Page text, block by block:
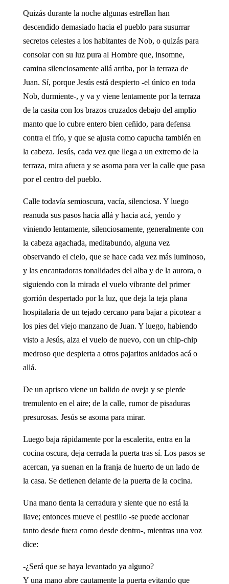
Quizás durante la noche algunas estrellan han
descendido demasiado hacia el pueblo para susurrar
secretos celestes a los habitantes de Nob, o quizás para
consolar con su luz pura al Hombre que, insomne,
camina silenciosamente allá arriba, por la terraza de
Juan. Sí, porque Jesús está despierto -el único en toda
Nob, durmiente-, y va y viene lentamente por la terraza
de la casita con los brazos cruzados debajo del amplio
manto que lo cubre entero bien ceñido, para defensa
contra el frío, y que se ajusta como capucha también en
la cabeza. Jesús, cada vez que llega a un extremo de la
terraza, mira afuera y se asoma para ver la calle que pasa
por el centro del pueblo.
Calle todavía semioscura, vacía, silenciosa. Y luego
reanuda sus pasos hacia allá y hacia acá, yendo y
viniendo lentamente, silenciosamente, generalmente con
la cabeza agachada, meditabundo, alguna vez
observando el cielo, que se hace cada vez más luminoso,
y las encantadoras tonalidades del alba y de la aurora, o
siguiendo con la mirada el vuelo vibrante del primer
gorrión despertado por la luz, que deja la teja plana
hospitalaria de un tejado cercano para bajar a picotear a
los pies del viejo manzano de Juan. Y luego, habiendo
visto a Jesús, alza el vuelo de nuevo, con un chip-chip
medroso que despierta a otros pajaritos anidados acá o
allá.
De un aprisco viene un balido de oveja y se pierde
tremulento en el aire; de la calle, rumor de pisaduras
presurosas. Jesús se asoma para mirar.
Luego baja rápidamente por la escalerita, entra en la
cocina oscura, deja cerrada la puerta tras sí. Los pasos se
acercan, ya suenan en la franja de huerto de un lado de
la casa. Se detienen delante de la puerta de la cocina.
Una mano tienta la cerradura y siente que no está la
llave; entonces mueve el pestillo -se puede accionar
tanto desde fuera como desde dentro-, mientras una voz
dice:
-¿Será que se haya levantado ya alguno?
Y una mano abre cautamente la puerta evitando que